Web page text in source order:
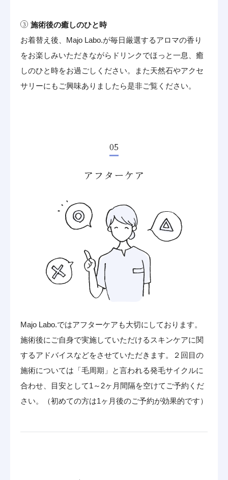
施術後の癒しのひと時
お着替え後、Majo Labo.が毎日厳選するアロマの香り
をお楽しみいただきながらドリンクでほっと一息、癒
しのひと時をお過ごしください。また天然石やアクセ
サリーにもご興味ありましたら是非ご覧ください。
05
アフターケア
Majo Labo.ではアフターケアも大切にしております。
施術後にご自身で実施していただけるスキンケアに関
するアドバイスなどをさせていただきます。２回目の
施術については「毛周期」と言われる発毛サイクルに
合わせ、目安として1～2ヶ月間隔を空けてご予約くだ
さい。（初めての方は1ヶ月後のご予約が効果的です）